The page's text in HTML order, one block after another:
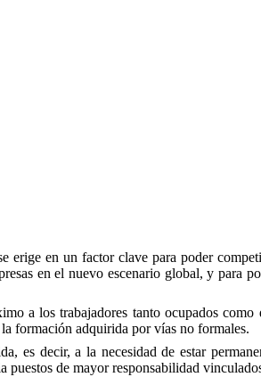
erige en un factor clave para poder
en el nuevo escenario global, y para
a los trabajadores tanto ocupados
formación adquirida por vías no formales.
decir, a la necesidad de estar
puestos de mayor responsabilidad